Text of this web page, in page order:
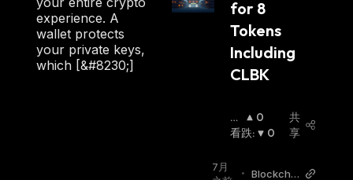
experience. A
wal‌let pr‌‌otects
your private keys,
wh‌‌ic‌‌h [&#8230;]
for 8
Tokens
Including
CLBK
看
涨:
0
看跌: 0
共
享
7月
• Blockchai